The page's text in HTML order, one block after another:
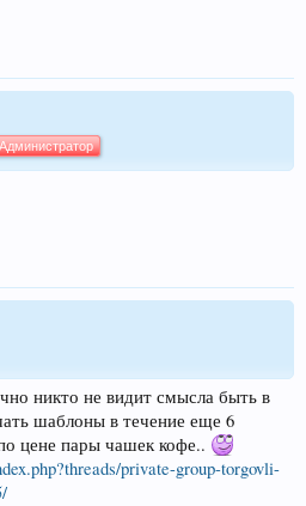
Администратор
никто не видит смысла быть в
шаблоны в течение еще 6
цене пары чашек кофе..
private-group-torgovli-